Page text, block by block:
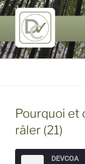
Aller
au
contenu
principal
DEVCOA
performances &
Pourquoi et
râler (21)
DEVCOA